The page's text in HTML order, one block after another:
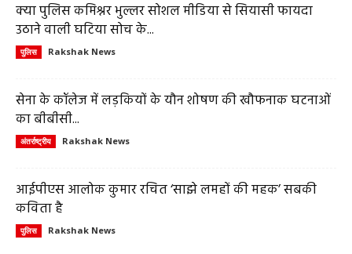
क्या पुलिस कमिश्नर भुल्लर सोशल मीडिया से सियासी फायदा
उठाने वाली घटिया सोच के...
पुलिस Rakshak News
सेना के कॉलेज में लड़कियों के यौन शोषण की खौफनाक घटनाओं
का बीबीसी...
अंतर्राष्ट्रीय Rakshak News
आईपीएस आलोक कुमार रचित ‘साझे लमहों की महक’ सबकी
कविता है
पुलिस Rakshak News